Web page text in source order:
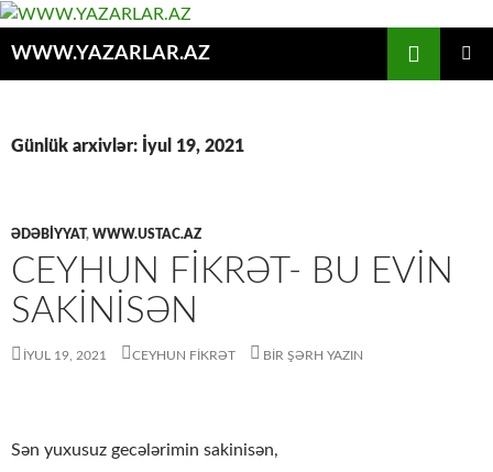
WWW.YAZARLAR.AZ
Günlük arxivlər: İyul 19, 2021
ƏDƏBİYYAT, WWW.USTAC.AZ
CEYHUN FİKRƏT- BU EVİN
SAKİNİSƏN
İYUL 19, 2021 CEYHUN FIKRƏT BIR ŞƏRH YAZIN
Sən yuxusuz gecələrimin sakinisən,